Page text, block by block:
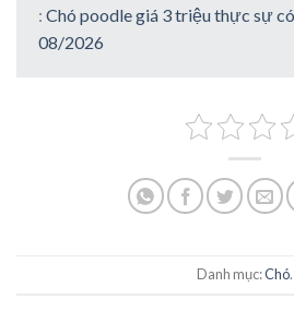
: Chó poodle giá 3 triệu thực sự
08/2026
Danh mục:Chó.